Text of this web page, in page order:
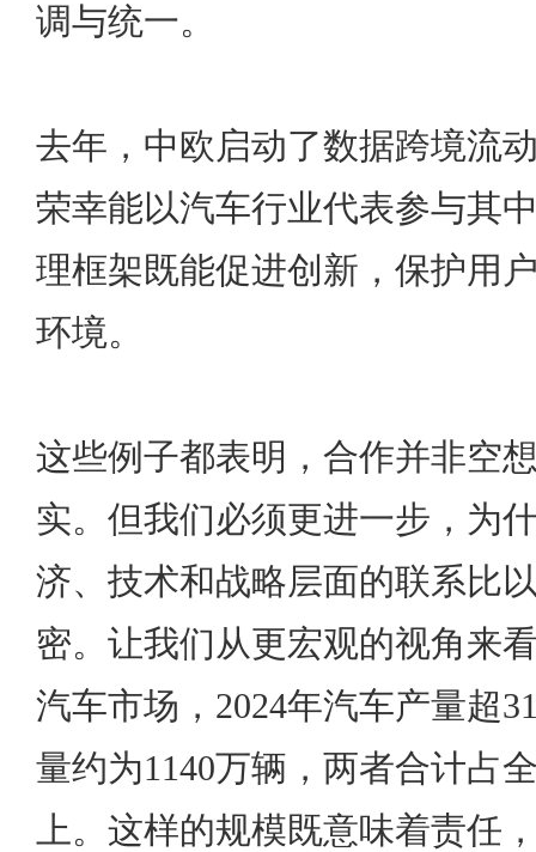
调与统一。
去年，中欧启动了数据跨境流
荣幸能以汽车行业代表参与其
理框架既能促进创新，保护用
环境。
这些例子都表明，合作并非空
实。但我们必须更进一步，为
济、技术和战略层面的联系比
密。让我们从更宏观的视角来
汽车市场，2024年汽车产量超
量约为1140万辆，两者合计占
上。这样的规模既意味着责任